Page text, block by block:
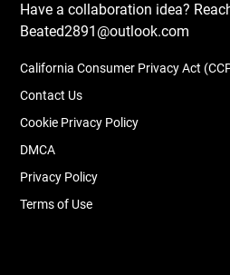
Have a collaboration idea?
Beated2891@outlook.com
California Consumer Privacy Act
Contact Us
Cookie Privacy Policy
DMCA
Privacy Policy
Terms of Use